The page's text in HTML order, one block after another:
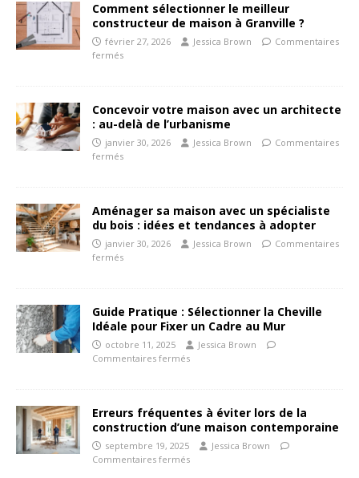
Comment sélectionner le meilleur
constructeur de maison à Granville ?
février 27, 2026 Jessica Brown
Commentaires
fermés
Concevoir votre maison avec un architecte
: au-delà de l’urbanisme
janvier 30, 2026 Jessica Brown
Commentaires
fermés
Aménager sa maison avec un spécialiste
du bois : idées et tendances à adopter
janvier 30, 2026 Jessica Brown
Commentaires
fermés
Guide Pratique : Sélectionner la Cheville
Idéale pour Fixer un Cadre au Mur
octobre 11, 2025
Jessica Brown
Commentaires fermés
Erreurs fréquentes à éviter lors de la
construction d’une maison contemporaine
septembre 19, 2025
Jessica Brown
Commentaires fermés